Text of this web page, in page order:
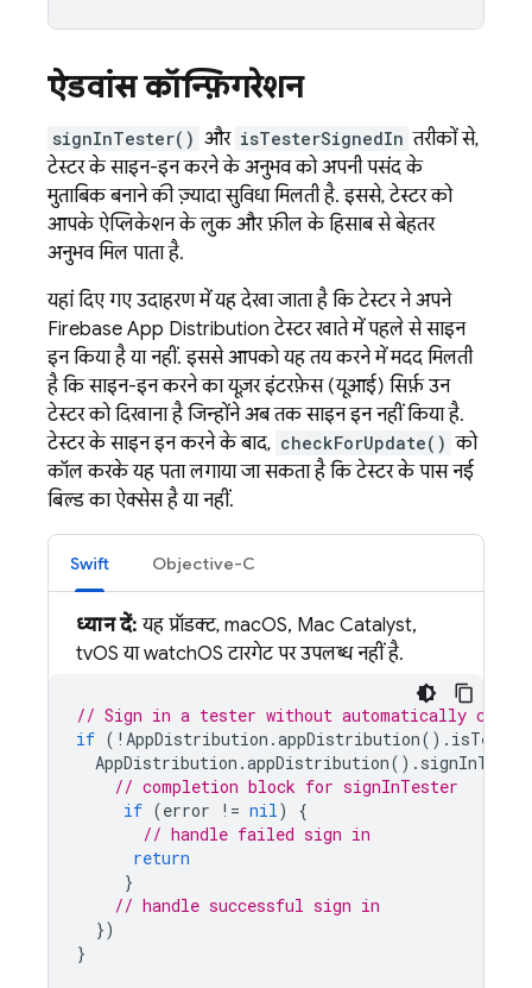
ऐडवांस कॉन्फ़िगरेशन
signInTester() और isTesterSignedIn तरीकों से,
टेस्टर के साइन-इन करने के अनुभव को अपनी पसंद के
मुताबिक बनाने की ज़्यादा सुविधा मिलती है. इससे, टेस्टर को
आपके ऐप्लिकेशन के लुक और फ़ील के हिसाब से बेहतर
अनुभव मिल पाता है.
यहां दिए गए उदाहरण में यह देखा जाता है कि टेस्टर ने अपने
Firebase App Distribution टेस्टर खाते में पहले से साइन
इन किया है या नहीं. इससे आपको यह तय करने में मदद मिलती
है कि साइन-इन करने का यूज़र इंटरफ़ेस (यूआई) सिर्फ़ उन
टेस्टर को दिखाना है जिन्होंने अब तक साइन इन नहीं किया है.
टेस्टर के साइन इन करने के बाद, checkForUpdate() को
कॉल करके यह पता लगाया जा सकता है कि टेस्टर के पास नई
बिल्ड का ऐक्सेस है या नहीं.
Swift Objective-C
ध्यान दें: यह प्रॉडक्ट, macOS, Mac Catalyst,
tvOS या watchOS टारगेट पर उपलब्ध नहीं है.
// Sign in a tester without automatically
if ( ! AppDistribution .appDistribution().
AppDistribution .appDistribution().
// completion block for signInTester
if (error != nil)
{
// handle failed sign in
return
}
// handle successful sign in
})
}